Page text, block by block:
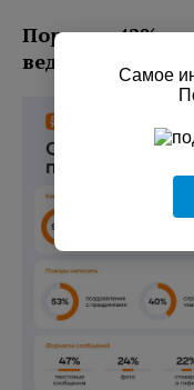
Порядка 42%
ведут
Самое